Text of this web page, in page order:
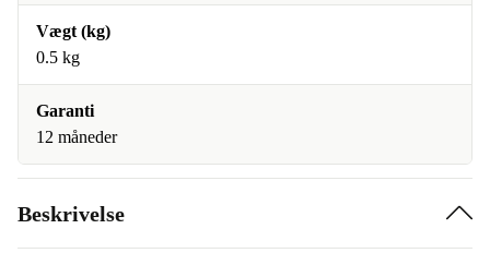
Vægt (kg)
0.5 kg
Garanti
12 måneder
Beskrivelse